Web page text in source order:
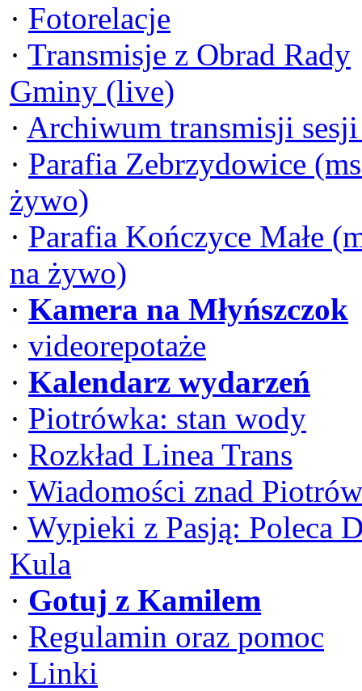
· Fotorelacje
· Transmisje z Obrad Rady
Gminy (live)
· Archiwum transmisji
· Parafia Zebrzydowice
żywo)
· Parafia Kończyce Małe
na żywo)
· Kamera na Młyńszczok
· videorepotaże
· Kalendarz wydarzeń
· Piotrówka: stan wody
· Rozkład Linea Trans
· Wiadomości znad
· Wypieki z Pasją: Poleca
Kula
· Gotuj z Kamilem
· Regulamin oraz pomoc
· Linki